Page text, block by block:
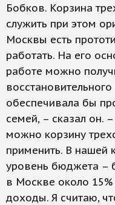
Бобков. Корзина
служить при этом
Москвы есть
работать. На его
работе можно
обеспечивала бы
семей, – сказал он.
можно корзину
применить. В нашей
уровень бюджета –
в Москве около
доходы. Я считаю,